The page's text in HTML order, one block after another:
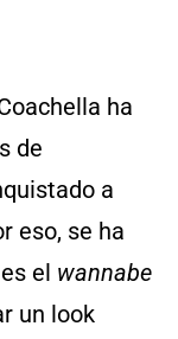
ha
de
a
eso, se ha
el wannabe
un look